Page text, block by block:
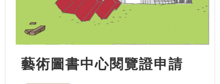
藝術圖書中心閱覽證申請